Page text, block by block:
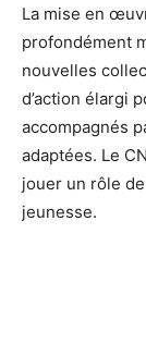
La mise en
profondément
nouvelles
d’action élargi
accompagnés
adaptées. Le
jouer un rôle
jeunesse.